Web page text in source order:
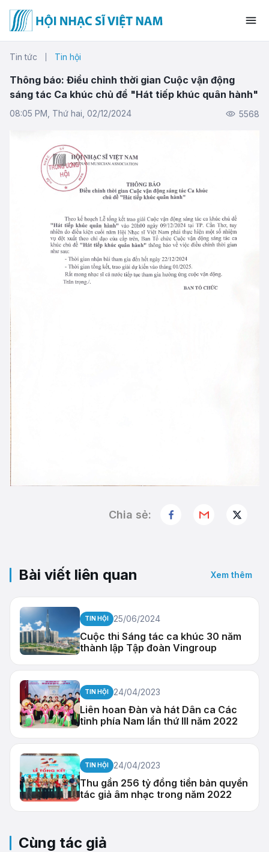
Tin tức Tin hội
Thông báo: Điều chỉnh thời gian Cuộc vận động
sáng tác Ca khúc chủ đề "Hát tiếp khúc quân hành"
08:05 PM, Thứ hai, 02/12/2024 5568
Chia sẻ:
Bài viết liên quan Xem thêm
TIN HỘI 25/06/2024
Cuộc thi Sáng tác ca khúc 30 năm
thành lập Tập đoàn Vingroup
TIN HỘI 24/04/2023
Liên hoan Đàn và hát Dân ca Các
tỉnh phía Nam lần thứ III năm 2022
TIN HỘI 24/04/2023
Thu gần 256 tỷ đồng tiền bản quyền
tác giả âm nhạc trong năm 2022
Cùng tác giả